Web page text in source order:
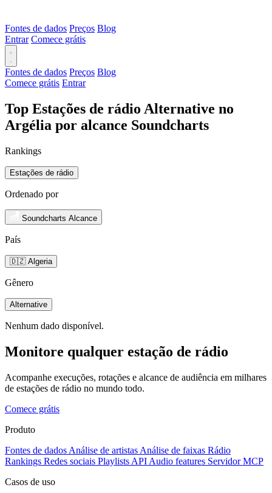
Fontes de dados Preços Blog
Entrar Comece grátis
Fontes de dados Preços Blog
Comece grátis Entrar
Top Estações de rádio Alternative no
Argélia por alcance Soundcharts
Rankings
Estações de rádio
Ordenado por
Soundcharts Alcance
País
🇩🇿 Algeria
Gênero
Alternative
Nenhum dado disponível.
Monitore qualquer estação de rádio
Acompanhe execuções, rotações e alcance de audiência em milhares
de estações de rádio no mundo todo.
Comece grátis
Produto
Fontes de dados Análise de artistas Análise de faixas Rádio
Rankings Redes sociais Playlists API Audio features Servidor MCP
Casos de uso